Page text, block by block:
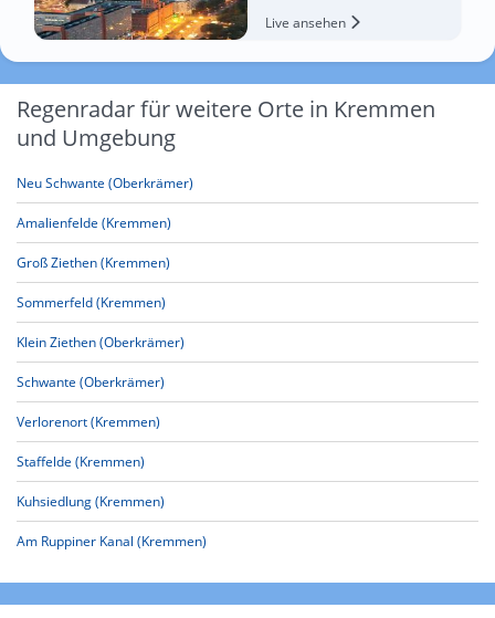
Live ansehen
Regenradar für weitere Orte in Kremmen
und Umgebung
Neu Schwante (Oberkrämer)
Amalienfelde (Kremmen)
Groß Ziethen (Kremmen)
Sommerfeld (Kremmen)
Klein Ziethen (Oberkrämer)
Schwante (Oberkrämer)
Verlorenort (Kremmen)
Staffelde (Kremmen)
Kuhsiedlung (Kremmen)
Am Ruppiner Kanal (Kremmen)